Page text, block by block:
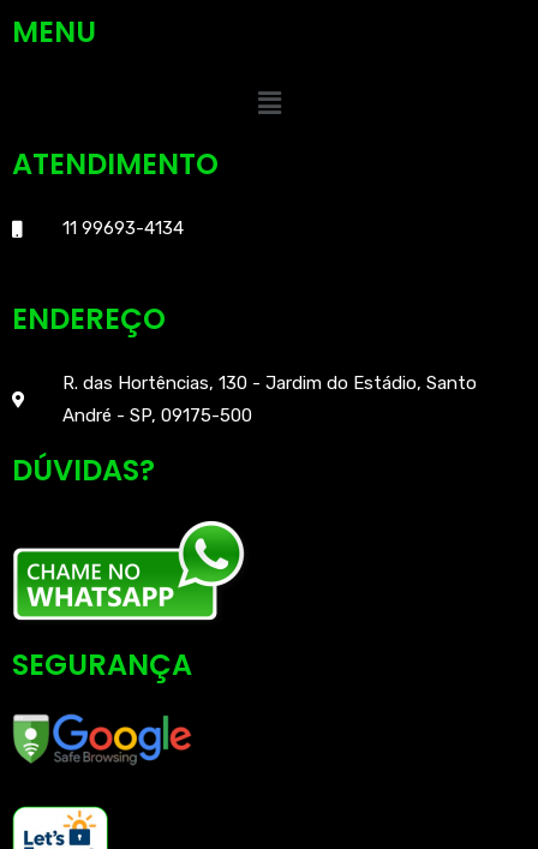
MENU
ATENDIMENTO
11 99693-4134
ENDEREÇO
R. das Hortências, 130 - Jardim do Estádio, Santo
André - SP, 09175-500
DÚVIDAS?
SEGURANÇA